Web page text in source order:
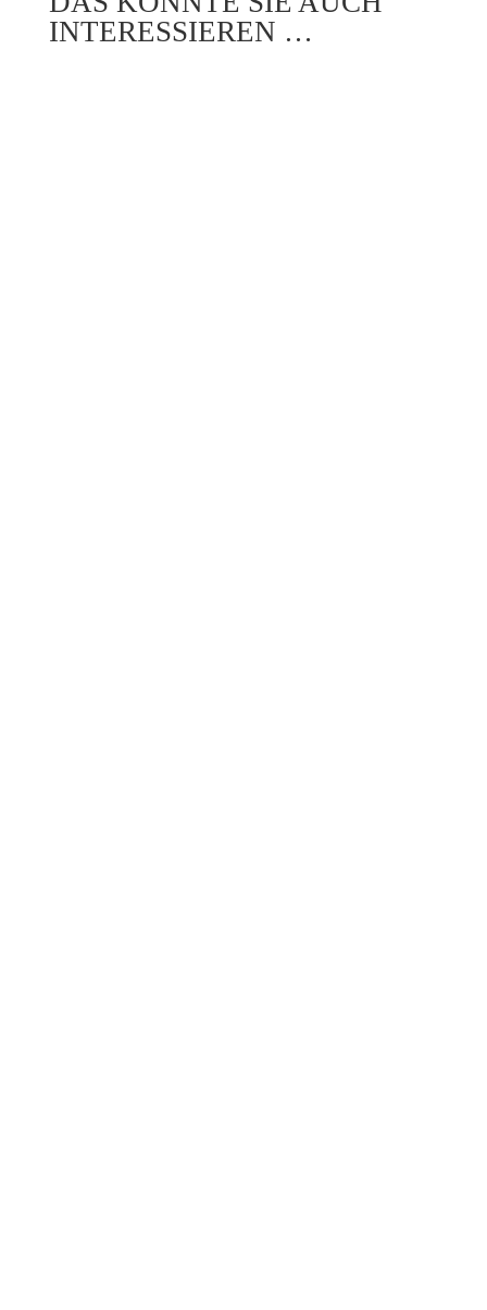
INTERESSIEREN …